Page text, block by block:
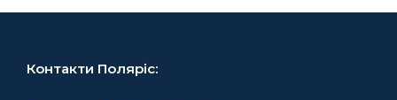
Контакти Поляріс: